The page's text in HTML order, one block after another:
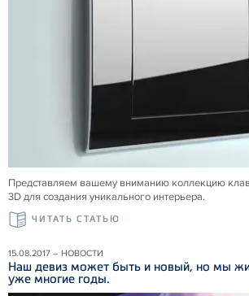
Представляем вашему вниманию коллекцию
3D для создания уникального интерьера.
ЧИТАТЬ СТАТЬЮ
15.08.2017 – НОВОСТИ
Наш девиз может быть и новый, но мы
уже многие годы.